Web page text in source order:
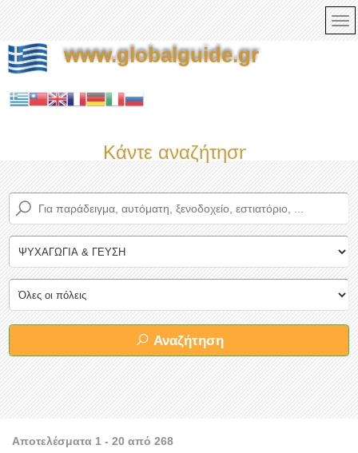
www.globalguide.gr
Κάντε αναζήτηση τώρα στον
Αναζήτηση
Αποτελέσματα 1 - 20 από 268